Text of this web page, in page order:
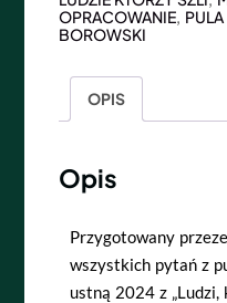
OPRACOWANIE,
BOROWSKI
OPIS
Opis
Przygotowany
wszystkich pytań z
ustną 2024 z „Ludzi,